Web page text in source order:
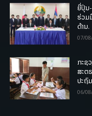
ຍີ່ປຸ່ນ
ຮ່ວມ
ດ້ານ.
07/
ກະຊ
ສະຕ
ປະຖົ
06/